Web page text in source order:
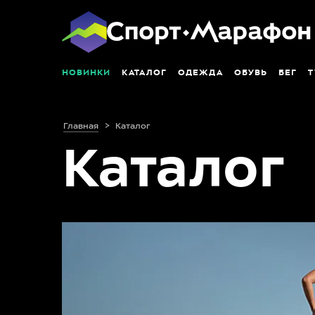
НОВИНКИ КАТАЛОГ ОДЕЖДА ОБУВЬ БЕГ
Главная Каталог
Каталог